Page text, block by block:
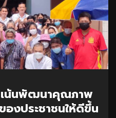
น้นพัฒนาคุณภาพ
งประชาชนให้ดีขึ้น